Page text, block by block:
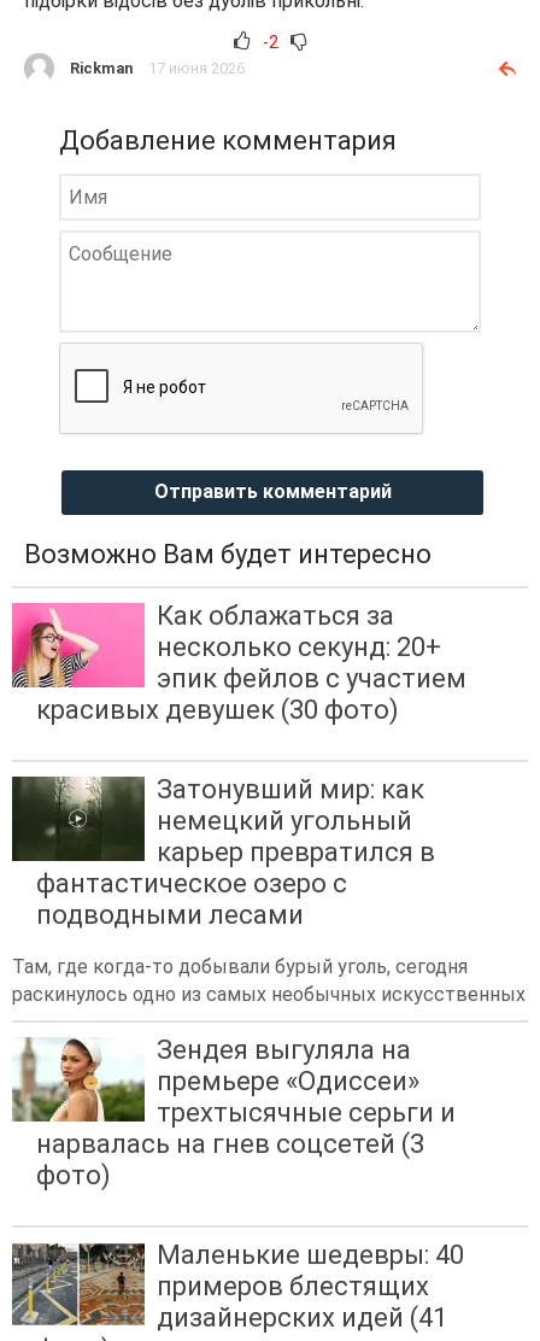
-2
Rickman 17 июня 2026
Добавление комментария
Отправить комментарий
Возможно Вам будет интересно
Как облажаться за
несколько секунд: 20+
эпик фейлов с участием
красивых девушек (30 фото)
Затонувший мир: как
немецкий угольный
карьер превратился в
фантастическое озеро с
подводными лесами
Там, где когда-то добывали бурый уголь, сегодня
раскинулось одно из самых необычных искусственных
Зендея выгуляла на
премьере «Одиссеи»
трехтысячные серьги и
нарвалась на гнев соцсетей (3
фото)
Маленькие шедевры: 40
примеров блестящих
дизайнерских идей (41